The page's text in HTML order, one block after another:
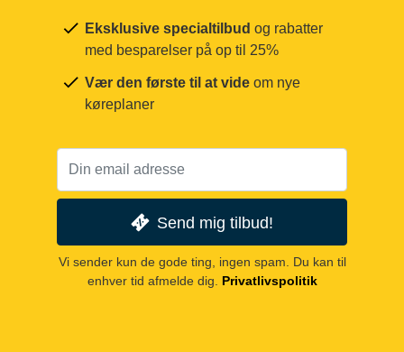
Eksklusive specialtilbud og rabatter
med besparelser på op til 25%
Vær den første til at vide om nye
køreplaner
Send mig tilbud!
Vi sender kun de gode ting, ingen spam. Du kan til
enhver tid afmelde dig.
Privatlivspolitik